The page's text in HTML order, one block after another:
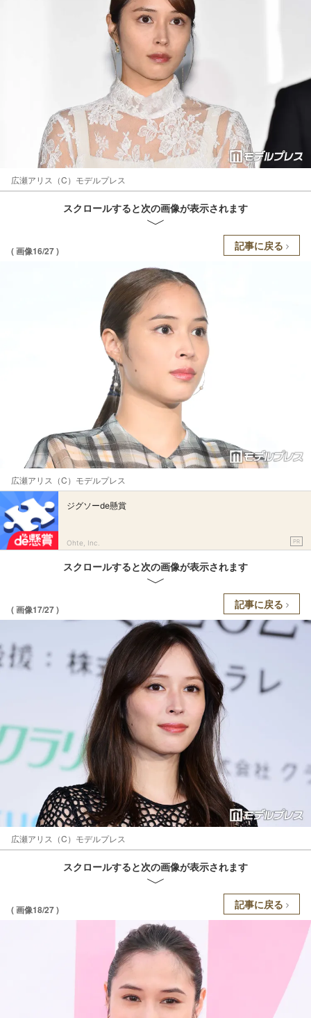
広瀬アリス（C）モデルプレス
スクロールすると次の画像が表示されます
( 画像16/27 ) 記事に戻る
広瀬アリス（C）モデルプレス
ジグソーde懸賞
Ohte, Inc. PR
スクロールすると次の画像が表示されます
( 画像17/27 ) 記事に戻る
広瀬アリス（C）モデルプレス
スクロールすると次の画像が表示されます
( 画像18/27 ) 記事に戻る